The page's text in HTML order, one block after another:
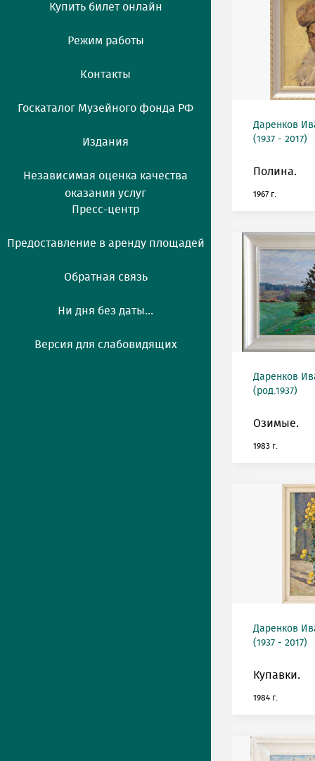
Купить билет онлайн
Режим работы
Контакты
Госкаталог Музейного фонда РФ
Издания
Независимая оценка качества
оказания услуг
Пресс-центр
Предоставление в аренду площадей
Обратная связь
Ни дня без даты...
Версия для слабовидящих
Даренков
(1937 - 2017)
Полина.
1967 г.
Даренков
(род.1937)
Озимые.
1983 г.
Даренков
(1937 - 2017)
Купавки.
1984 г.